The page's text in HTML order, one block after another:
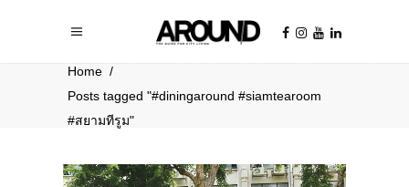
Home /
Posts tagged "#diningaround #siamtearoom
#สยามทีรูม"